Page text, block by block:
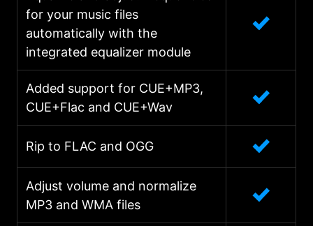
for your music files
automatically with the
integrated equalizer module
Added support for CUE+MP3,
CUE+Flac and CUE+Wav
Rip to FLAC and OGG
Adjust volume and normalize
MP3 and WMA files